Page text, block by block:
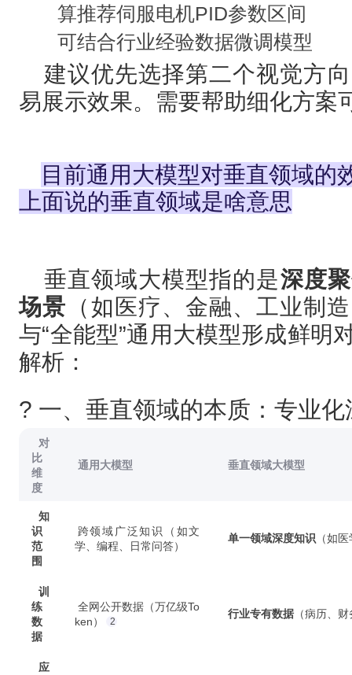
算推荐伺服电机PID参数区间
可结合行业经验数据微调模型
建议优先选择第二个视觉方
易展示效果。需要帮助细化方案
目前通用大模型对垂直领域的
上面说的垂直领域是啥意思
垂直领域大模型指的是‌深度
场景 （如医疗、金融、工业制
与“全能型”通用大模型形成鲜明
解析：
? 一、垂直领域的本质：专业化
对
比
维
度
通用大模型 垂直领域大模型
知
识
范
围
跨领域广泛知识（如文
学、编程、日常问答）
单一领域深度知识 （如
训
练
数
据
全网公开数据（万亿级To
ken）
2
行业专有数据（病历、财
应